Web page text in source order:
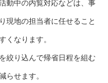
動中の内覧対応などは、事
現地の担当者に任せること
くなります。
絞り込んで帰省日程を組む
らせます。